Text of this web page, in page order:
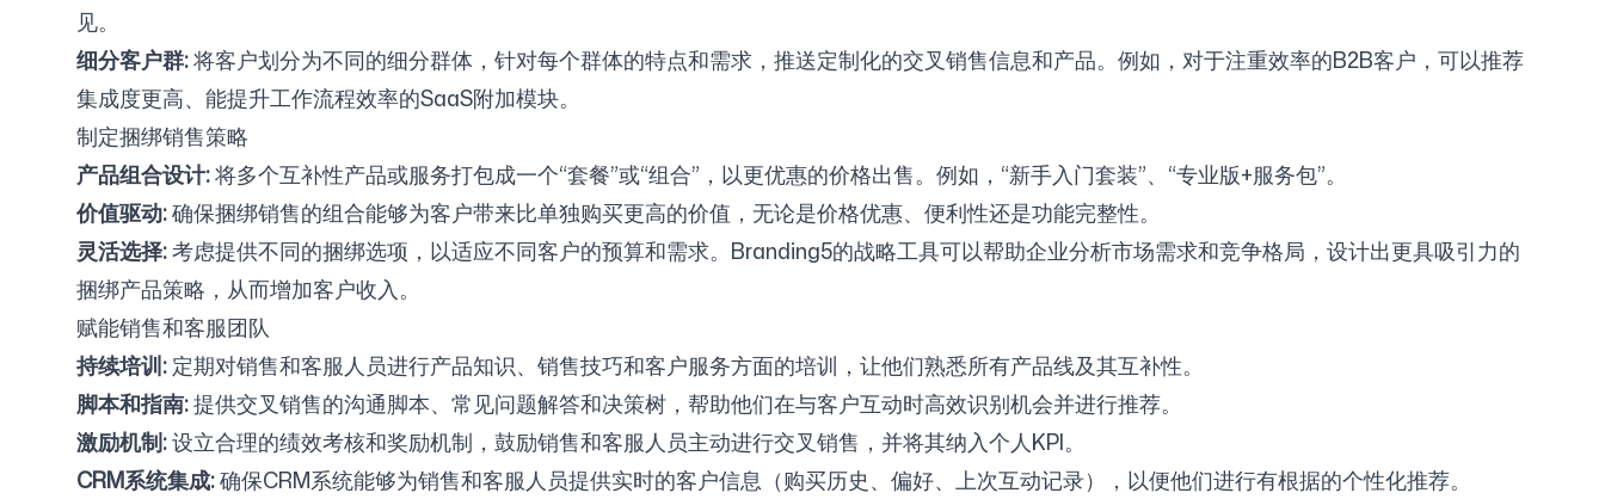
见。
细分客户群:将客户划分为不同的细分群体，针对每个群体的特点和需求，推送定制化的交叉销售信息和产品。例如，对于注重效率的B2B客户，可以推荐
集成度更高、能提升工作流程效率的SaaS附加模块。
制定捆绑销售策略
产品组合设计:将多个互补性产品或服务打包成一个“套餐”或“组合”，以更优惠的价格出售。例如，“新手入门套装”、“专业版+服务包”。
价值驱动:确保捆绑销售的组合能够为客户带来比单独购买更高的价值，无论是价格优惠、便利性还是功能完整性。
灵活选择:考虑提供不同的捆绑选项，以适应不同客户的预算和需求。Branding5的战略工具可以帮助企业分析市场需求和竞争格局，设计出更具吸引力的
捆绑产品策略，从而增加客户收入。
赋能销售和客服团队
持续培训:定期对销售和客服人员进行产品知识、销售技巧和客户服务方面的培训，让他们熟悉所有产品线及其互补性。
脚本和指南:提供交叉销售的沟通脚本、常见问题解答和决策树，帮助他们在与客户互动时高效识别机会并进行推荐。
激励机制:设立合理的绩效考核和奖励机制，鼓励销售和客服人员主动进行交叉销售，并将其纳入个人KPI。
CRM系统集成:确保CRM系统能够为销售和客服人员提供实时的客户信息（购买历史、偏好、上次互动记录），以便他们进行有根据的个性化推荐。